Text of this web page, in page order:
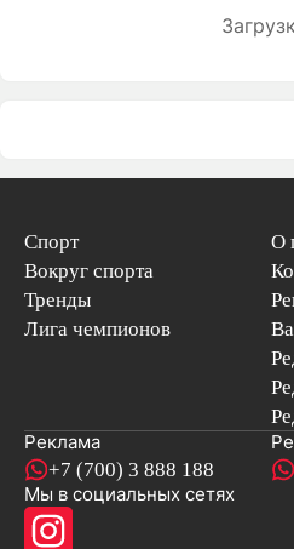
Спорт
Вокруг спорта
Тренды
Лига чемпионов
О
Реклама
+7 (700) 3 888 188
Мы в социальных сетях